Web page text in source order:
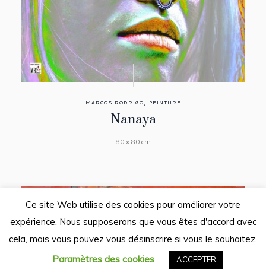
MARCOS RODRIGO, PEINTURE
Nanaya
80 x 80 cm
Ce site Web utilise des cookies pour améliorer votre
expérience. Nous supposerons que vous êtes d'accord avec
cela, mais vous pouvez vous désinscrire si vous le souhaitez.
Paramètres des cookies ACCEPTER